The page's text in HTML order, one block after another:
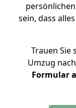
sein, dass alles
Trauen Sie
Umzug
Formular